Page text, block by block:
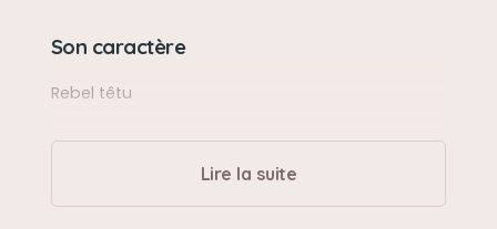
Son caractère
Rebel têtu
Son jouet préféré
Jouer avec son copain minou
Lire la suite